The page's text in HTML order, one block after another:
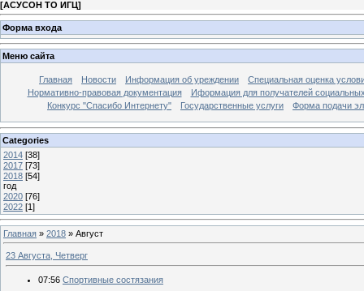
[АСУСОН ТО ИГЦ]
Форма входа
Меню сайта
Главная Новости Информация об уреждении
Специальная оценка
Нормативно-правовая документация
Иформация для получателей
Конкурс "Спасибо Интернету"
Государственные услуги Форма подачи
Categories
2014 [38]
2017 [73]
2018 [54]
год
2020 [76]
2022 [1]
Главная » 2018 » Август
23 Августа, Четверг
07:56 Спортивные состязания